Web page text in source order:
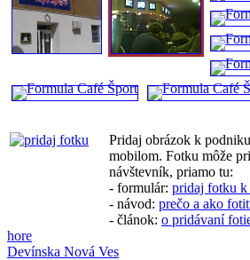
Pridaj obrázok k
mobilom. Fotku môže
návštevník, priamo tu:
- formulár: pridaj fotku k
- návod: prečo a ako
- článok: o pridávaní
hore
Devínska Nová Ves